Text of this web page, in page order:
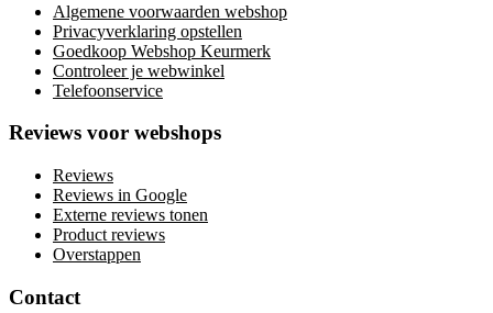
Algemene voorwaarden webshop
Privacyverklaring opstellen
Goedkoop Webshop Keurmerk
Controleer je webwinkel
Telefoonservice
Reviews voor webshops
Reviews
Reviews in Google
Externe reviews tonen
Product reviews
Overstappen
Contact